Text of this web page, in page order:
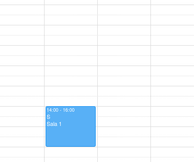
14:00 - 16:00
S
Sala 1